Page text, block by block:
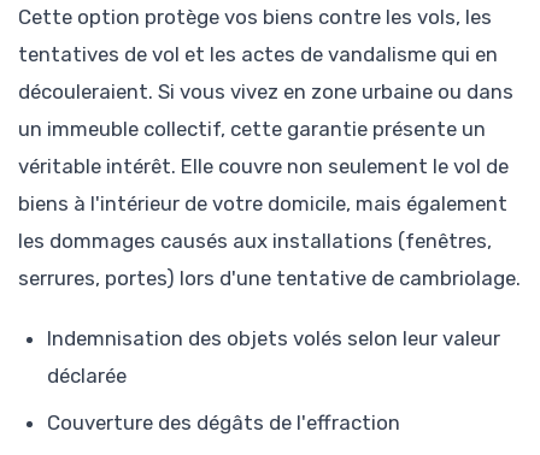
Cette option protège vos biens contre les vols, les
tentatives de vol et les actes de vandalisme qui en
découleraient. Si vous vivez en zone urbaine ou dans
un immeuble collectif, cette garantie présente un
véritable intérêt. Elle couvre non seulement le vol de
biens à l'intérieur de votre domicile, mais également
les dommages causés aux installations (fenêtres,
serrures, portes) lors d'une tentative de cambriolage.
Indemnisation des objets volés selon leur valeur
déclarée
Couverture des dégâts de l'effraction